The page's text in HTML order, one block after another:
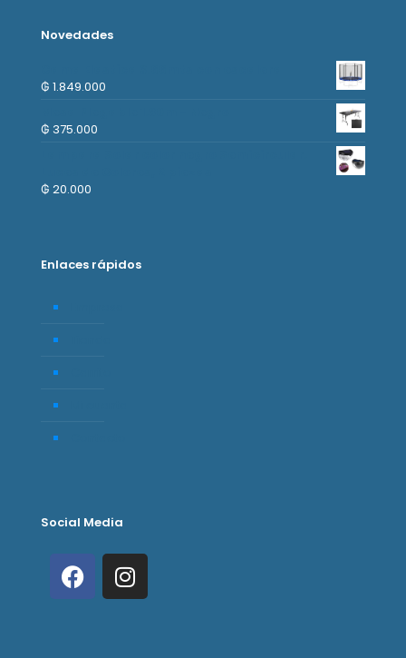
Novedades
₲ 1.849.000
₲ 375.000
₲ 20.000
Enlaces rápidos
Social Media